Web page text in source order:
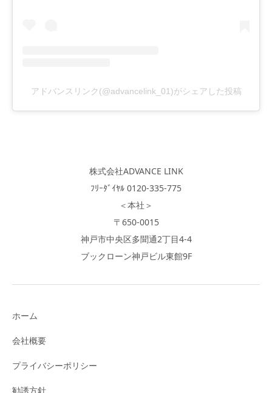
アドバンスリンク(@advancelink_01)がシェアした投稿
株式会社ADVANCE LINK
ﾌﾘｰﾀﾞｲﾔﾙ 0120-335-775
＜本社＞
〒650-0015
神戸市中央区多聞通2丁目4-4
ブックローン神戸ビル東館9F
ホーム
会社概要
プライバシーポリシー
勧誘方針